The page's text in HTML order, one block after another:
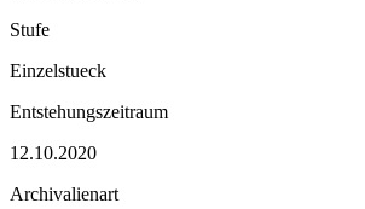
Stufe
Einzelstueck
Entstehungszeitraum
12.10.2020
Archivalienart